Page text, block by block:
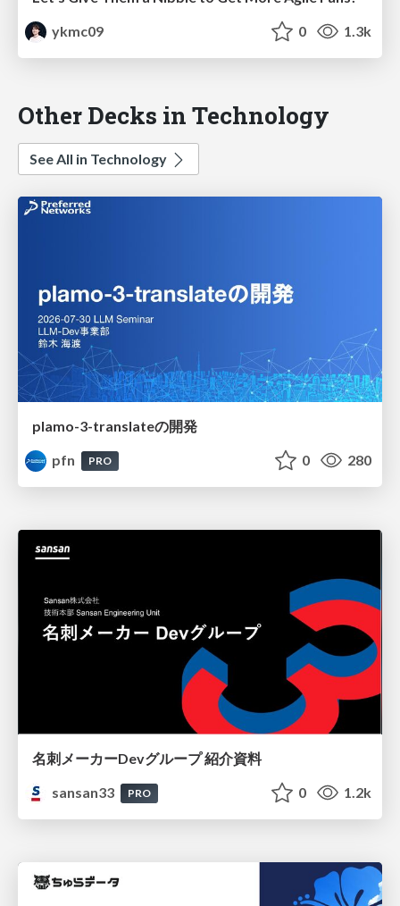
ykmc09
0 1.3k
Other Decks in Technology
See All in Technology
plamo-3-translateの開発
pfn
PRO 0 280
名刺メーカーDevグループ 紹介資料
sansan33
PRO 0 1.2k